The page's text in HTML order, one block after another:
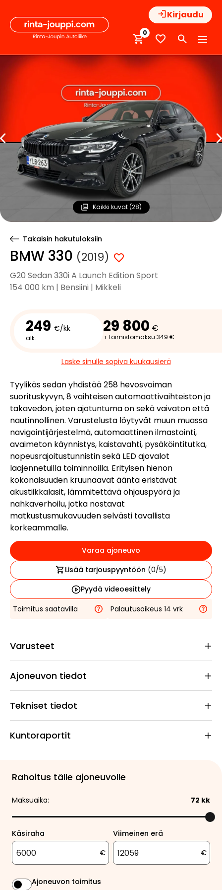
sisältöön
Kirjaudu
0
Kaikki kuvat (28)
Takaisin hakutuloksiin
BMW 330 (2019)
G20 Sedan 330i A Launch Edition Sport
154 000 km | Bensiini | Mikkeli
249 €/kk
alk.
29 800 €
+ toimistomaksu 349 €
Laske sinulle sopiva kuukausierä
Tyylikäs sedan yhdistää 258 hevosvoiman
suorituskyvyn, 8 vaihteisen automaattivaihteiston ja
takavedon, joten ajotuntuma on sekä vaivaton että
nautinnollinen. Varustelusta löytyvät muun muassa
navigointijärjestelmä, automaattinen ilmastointi,
avaimeton käynnistys, kaistavahti, pysäköintitutka,
nopeusrajoitustunnistin sekä LED ajovalot
laajennetuilla toiminnoilla. Erityisen hienon
kokonaisuuden kruunaavat ääntä eristävät
akustiikkalasit, lämmitettävä ohjauspyörä ja
nahkaverhoilu, jotka nostavat
matkustusmukavuuden selvästi tavallista
korkeammalle.
Varaa ajoneuvo
Lisää tarjouspyyntöön (0/5)
Pyydä videoesittely
Toimitus saatavilla
Palautusoikeus 14 vrk
Varusteet
Ajoneuvon tiedot
Tekniset tiedot
Kuntoraportit
Rahoitus tälle ajoneuvolle
Maksuaika: 72 kk
Käsiraha
€
Viimeinen erä
€
Ajoneuvon toimitus